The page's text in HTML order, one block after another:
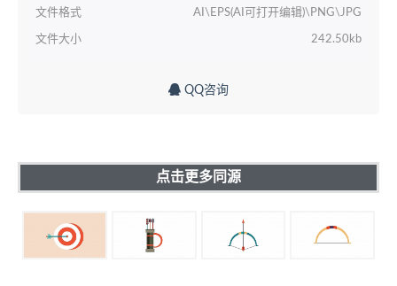
文件格式 AI\EPS(AI可打开编辑)\PNG\JPG
文件大小 242.50kb
QQ咨询
点击更多同源